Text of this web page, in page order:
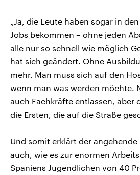
„Ja, die Leute haben sogar in
Jobs bekommen – ohne jeden
alle nur so schnell wie möglich
hat sich geändert. Ohne
mehr. Man muss sich auf den
wenn man was werden möchte.
auch Fachkräfte entlassen, aber
die Ersten, die auf die Straße
Und somit erklärt der angehende
auch, wie es zur enormen
Spaniens Jugendlichen von 40